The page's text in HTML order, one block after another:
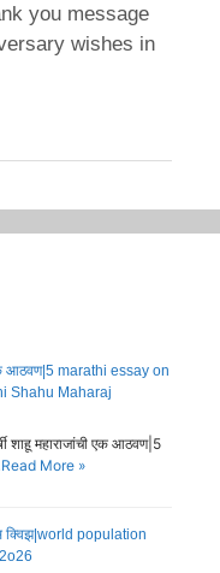
you message
wishes in
एक आठवण|5 marathi essay on
Shahu Maharaj
शाहू महाराजांची एक आठवण|5
Read More »
क्विझ|world population